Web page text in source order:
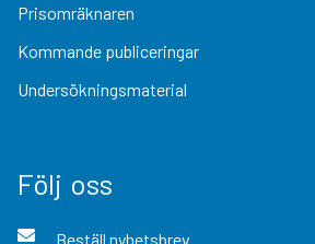
Prisomräknaren
Kommande publiceringar
Undersökningsmaterial
Följ oss
Beställ nyhetsbrev